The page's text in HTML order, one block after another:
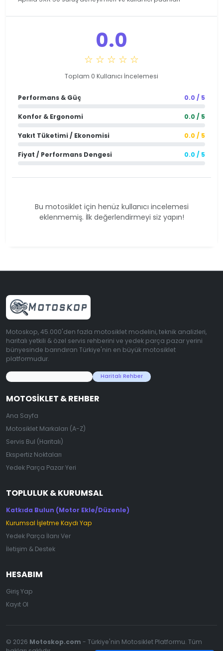
0.0
☆ ☆ ☆ ☆ ☆
Toplam 0 Kullanıcı İncelemesi
Performans & Güç 0.0 / 5
Konfor & Ergonomi 0.0 / 5
Yakıt Tüketimi / Ekonomisi 0.0 / 5
Fiyat / Performans Dengesi 0.0 / 5
Bu motosiklet için henüz kullanıcı incelemesi
eklenmemiş. İlk değerlendirmeyi siz yapın!
Motoskop, 45.000'den fazla motosiklet modelini, teknik analizleri,
haritalı yetkili & özel servis rehberini ve yedek parça pazar yerini
bünyesinde barındıran Türkiye'nin en büyük motosiklet
platformudur.
Haritalı Rehber
MOTOSIKLET & REHBER
Ana Sayfa
Motosiklet Markaları (A-Z)
Servis Bul (Haritalı)
Ekspertiz Noktaları
Yedek Parça Pazar Yeri
TOPLULUK & KURUMSAL
Katkıda Bulun (Motor Ekle/Düzenle)
Kurumsal İşletme Kaydı Yap
Yedek Parça İlanı Ver
İletişim & Destek
HESABIM
Giriş Yap
Kayıt Ol
© 2026 Motoskop.com - Türkiye'nin Motosiklet Platformu. Tüm